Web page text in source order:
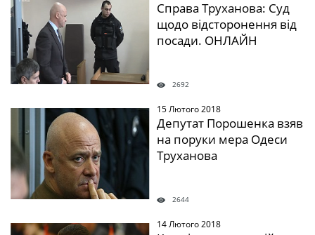
Справа Труханова: Суд
щодо відсторонення від
посади. ОНЛАЙН
2692
15 Лютого 2018
Депутат Порошенка взяв
на поруки мера Одеси
Труханова
2644
" /> 14 Лютого 2018